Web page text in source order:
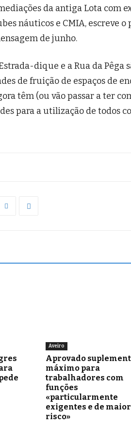
da antiga Lota com
náuticos e CMIA, escreve
de junho.
dique e a Rua da Pêga
de fruição de espaços de
têm (ou vão passar a ter
para a utilização de todos
Aveiro
Aprovado
máximo para
trabalhadores com
funções
«particularmente
exigentes e de maior
risco»